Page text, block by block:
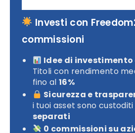
Investi con
commissioni
Idee di
Titoli con rendimento
fino al 16%
Sicurezza e
i tuoi asset sono custoditi
separati
0 commissioni su